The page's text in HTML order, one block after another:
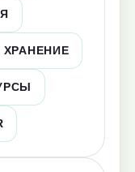
ХРАНЕНИЕ